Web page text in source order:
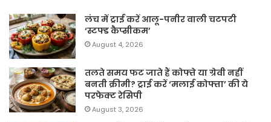
लंच में ट्राई करें आलू-पनीर वाली चटपटी
‘स्टफ्ड कैप्सीकम’
August 4, 2026
तलते समय फट जाते हैं कोफ्ते या ग्रेवी नहीं
बनती क्रीमी? ट्राई करें ‘मलाई कोफ्ता’ की ये
परफेक्ट रेसिपी
August 3, 2026